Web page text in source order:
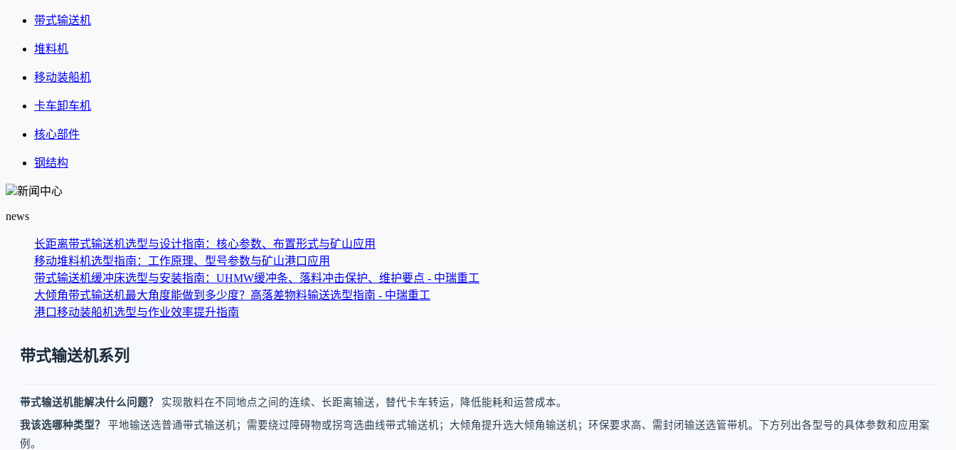
带式输送机
堆料机
移动装船机
卡车卸车机
核心部件
钢结构
新闻中心
news
长距离带式输送机选型与设计指南：核心参数、布置形式与矿山应用
移动堆料机选型指南：工作原理、型号参数与矿山港口应用
带式输送机缓冲床选型与安装指南：UHMW缓冲条、落料冲击保护、维护要点 - 中瑞重工
大倾角带式输送机最大角度能做到多少度？高落差物料输送选型指南 - 中瑞重工
港口移动装船机选型与作业效率提升指南
带式输送机系列
带式输送机能解决什么问题？
实现散料在不同地点之间的连续、长距离输送，替代卡车转运，降低能耗和运营成本。
我该选哪种类型？
平地输送选普通带式输送机；需要绕过障碍物或拐弯选曲线带式输送机；大倾角提升选大倾角输送机；环保要求高、需封闭输送选管带机。下方列出各型号的具体参数和应用案
例。